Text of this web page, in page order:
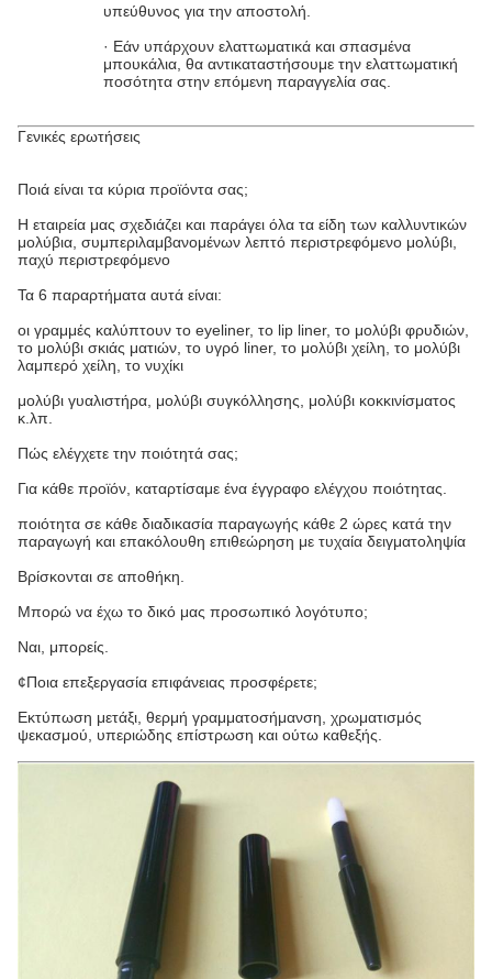
υπεύθυνος για την αποστολή.
· Εάν υπάρχουν ελαττωματικά και σπασμένα
μπουκάλια, θα αντικαταστήσουμε την ελαττωματική
ποσότητα στην επόμενη παραγγελία σας.
Γενικές ερωτήσεις
Ποιά είναι τα κύρια προϊόντα σας;
Η εταιρεία μας σχεδιάζει και παράγει όλα τα είδη των καλλυντικών
μολύβια, συμπεριλαμβανομένων λεπτό περιστρεφόμενο μολύβι,
παχύ περιστρεφόμενο
Τα 6 παραρτήματα αυτά είναι:
οι γραμμές καλύπτουν το eyeliner, το lip liner, το μολύβι φρυδιών,
το μολύβι σκιάς ματιών, το υγρό liner, το μολύβι χείλη, το μολύβι
λαμπερό χείλη, το νυχίκι
μολύβι γυαλιστήρα, μολύβι συγκόλλησης, μολύβι κοκκινίσματος
κ.λπ.
Πώς ελέγχετε την ποιότητά σας;
Για κάθε προϊόν, καταρτίσαμε ένα έγγραφο ελέγχου ποιότητας.
ποιότητα σε κάθε διαδικασία παραγωγής κάθε 2 ώρες κατά την
παραγωγή και επακόλουθη επιθεώρηση με τυχαία δειγματοληψία
Βρίσκονται σε αποθήκη.
Μπορώ να έχω το δικό μας προσωπικό λογότυπο;
Ναι, μπορείς.
¢Ποια επεξεργασία επιφάνειας προσφέρετε;
Εκτύπωση μετάξι, θερμή γραμματοσήμανση, χρωματισμός
ψεκασμού, υπεριώδης επίστρωση και ούτω καθεξής.